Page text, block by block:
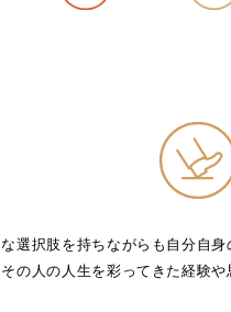
選択肢を持ちながらも自分自
の人の人生を彩ってきた経験や